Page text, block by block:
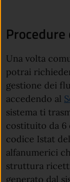
Una volta
potrai
gestione dei
accedendo al
sistema ti
costituito da
codice Istat
alfanumerici
struttura
generato dal